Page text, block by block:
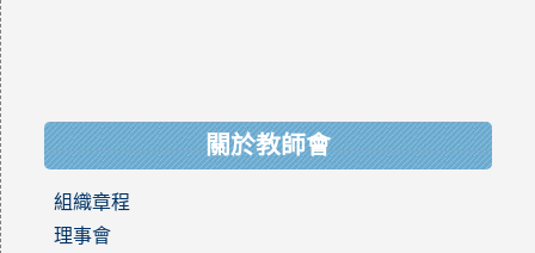
關於教師會
組織章程
理事會